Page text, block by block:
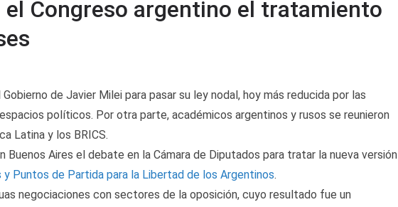
el Congreso argentino el tratamiento
de Javier Milei para pasar su ley nodal, hoy más reducida por las
políticos. Por otra parte, académicos argentinos y rusos se reunieron
Latina y los BRICS.
Buenos Aires el debate en la Cámara de Diputados para tratar la nueva versión
y Puntos de Partida para la Libertad de los Argentinos.
negociaciones con sectores de la oposición, cuyo resultado fue un